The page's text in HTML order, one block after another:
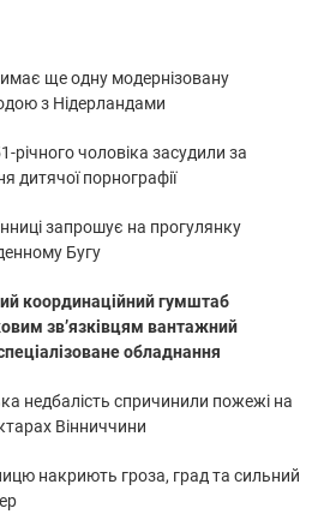
ще одну модернізовану
з Нідерландами
річного чоловіка засудили за
дитячої порнографії
запрошує на прогулянку
Бугу
координаційний гумштаб
зв’язківцям вантажний
обладнання
недбалість спричинили пожежі на
Вінниччини
накриють гроза, град та сильний